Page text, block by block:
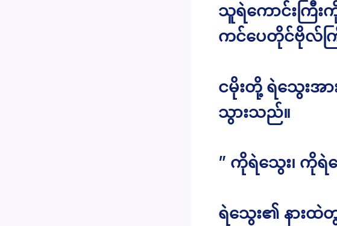
သူရဲကောင်းကြီး
ကင်ပေတိုင်ဗိုလ်က
ငမိုးတို့ ရဲသွေးအ
သွားသည်။
” ကိုရဲသွေး၊ ကို
ရဲသွေး၏ နားထဲတွ